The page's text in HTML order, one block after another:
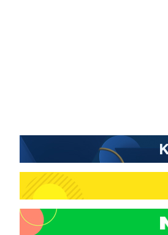
"韓 외환시장 개입 관측
-6218초 전 >[속보]코스피, 301.88포인
-6083초 전 >
[속보]원·달러 환율, 0.7
-727초 전 > 손흥민, 5경기 연속골 실패
1시간 전 >내일까지 39도 '펄펄'…기상